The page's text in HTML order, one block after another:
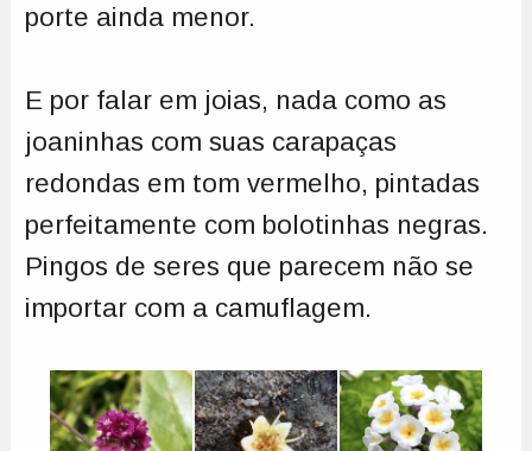
porte ainda menor.
E por falar em joias, nada como as
joaninhas com suas carapaças
redondas em tom vermelho, pintadas
perfeitamente com bolotinhas negras.
Pingos de seres que parecem não se
importar com a camuflagem.